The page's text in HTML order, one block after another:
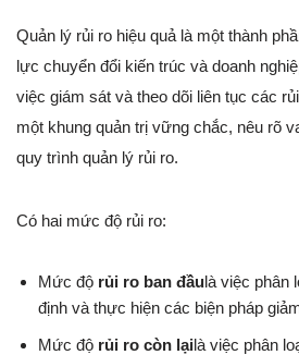
Quản lý rủi ro hiệu quả là một thành
lực chuyển đổi kiến trúc và doanh
việc giám sát và theo dõi liên tục các
một khung quản trị vững chắc, nêu rõ
quy trình quản lý rủi ro.
Có hai mức độ rủi ro:
Mức độ rủi ro ban đầulà việc phân
định và thực hiện các biện pháp
Mức độ rủi ro còn lạilà việc phân